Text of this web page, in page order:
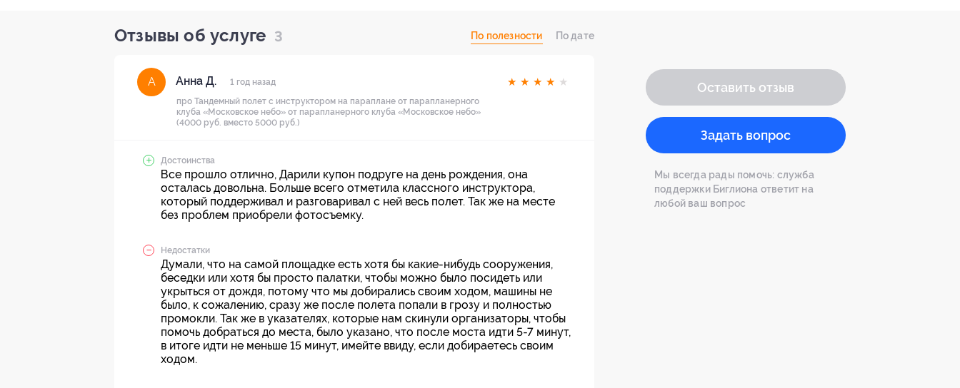
Отзывы об услуге 3 По полезности По дате
А Анна Д. 1 год назад ★ ★ ★ ★ ★
про Тандемный полет с инструктором на параплане от парапланерного
клуба «Московское небо» от парапланерного клуба «Московское небо»
(4000 руб. вместо 5000 руб.)
Достоинства
Все прошло отлично, Дарили купон подруге на день рождения, она
осталась довольна. Больше всего отметила классного инструктора,
который поддерживал и разговаривал с ней весь полет. Так же на месте
без проблем приобрели фотосъемку.
Недостатки
Думали, что на самой площадке есть хотя бы какие-нибудь сооружения,
беседки или хотя бы просто палатки, чтобы можно было посидеть или
укрыться от дождя, потому что мы добирались своим ходом, машины не
было, к сожалению, сразу же после полета попали в грозу и полностью
промокли. Так же в указателях, которые нам скинули организаторы, чтобы
помочь добраться до места, было указано, что после моста идти 5-7 минут,
в итоге идти не меньше 15 минут, имейте ввиду, если добираетесь своим
ходом.
Оставить отзыв
Задать вопрос
Мы всегда рады помочь: служба
поддержки Биглиона ответит на
любой ваш вопрос